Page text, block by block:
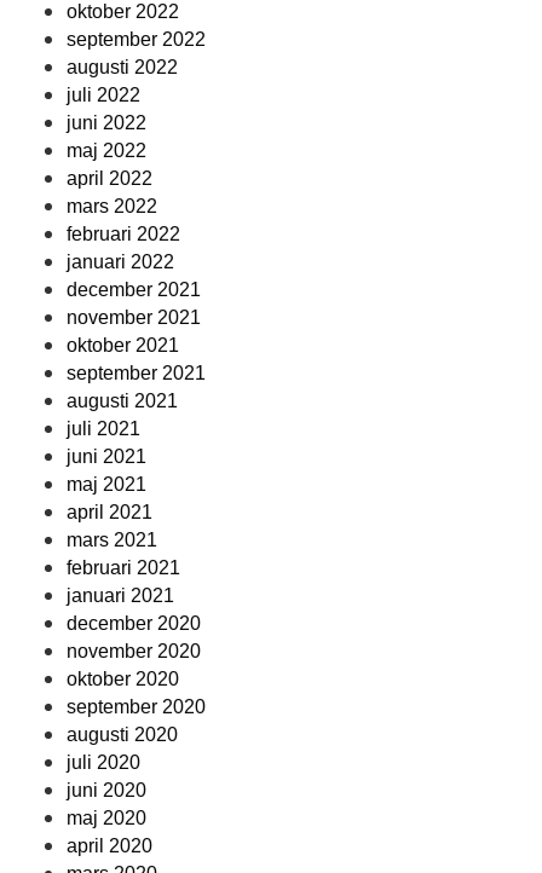
oktober 2022
september 2022
augusti 2022
juli 2022
juni 2022
maj 2022
april 2022
mars 2022
februari 2022
januari 2022
december 2021
november 2021
oktober 2021
september 2021
augusti 2021
juli 2021
juni 2021
maj 2021
april 2021
mars 2021
februari 2021
januari 2021
december 2020
november 2020
oktober 2020
september 2020
augusti 2020
juli 2020
juni 2020
maj 2020
april 2020